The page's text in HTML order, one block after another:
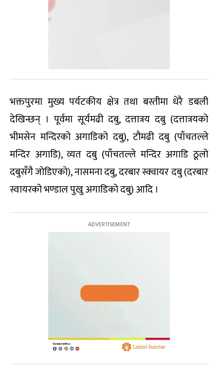
भक्तपुरमा मुख्य पर्यटकीय क्षेत्र तथा बस्तीमा धेरै डबली
देखिन्छन् । पूर्वमा सूर्यमढी दबु, दत्तात्रय दबु (दत्तात्रयको
भीमसेन मन्दिरको अगाडिको दबु), टौमढी दबु (पाँचतल्ले
मन्दिर अगाडि), व्यत दबु (पाँचतल्ले मन्दिर अगाडि ठूलो
दबुसँगै जोडिएको), नासमना दबु, दरबार स्क्वायर दबु (दरबार
स्वायरको भण्डाल पुखु अगाडिको दबु) आदि ।